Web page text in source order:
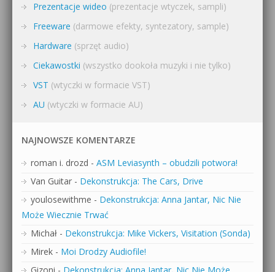
Prezentacje wideo (prezentacje wtyczek, sampli)
Freeware (darmowe efekty, syntezatory, sample)
Hardware (sprzęt audio)
Ciekawostki (wszystko dookoła muzyki i nie tylko)
VST (wtyczki w formacie VST)
AU (wtyczki w formacie AU)
NAJNOWSZE KOMENTARZE
roman i. drozd - ASM Leviasynth – obudzili potwora!
Van Guitar - Dekonstrukcja: The Cars, Drive
youlosewithme - Dekonstrukcja: Anna Jantar, Nic Nie
Może Wiecznie Trwać
Michał - Dekonstrukcja: Mike Vickers, Visitation (Sonda)
Mirek - Moi Drodzy Audiofile!